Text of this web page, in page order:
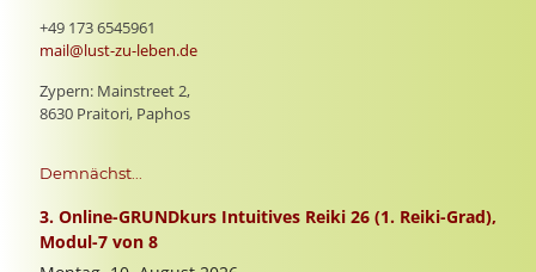
+49 173 6545961
mail@lust-zu-leben.de
Zypern: Mainstreet 2,
8630 Praitori, Paphos
Demnächst...